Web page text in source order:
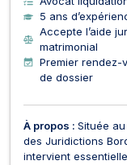
5 ans
Accepte l’aide
matrimonial
Premier rendez-
de dossier
À propos : Située
des Juridictions
intervient